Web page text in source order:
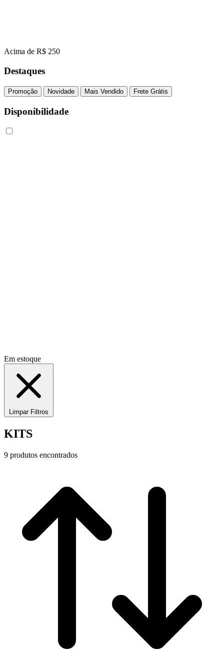
Acima de R$ 250
Destaques
Promoção Novidade Mais Vendido Frete Grátis
Disponibilidade
Em estoque
Limpar Filtros
KITS
9 produtos encontrados